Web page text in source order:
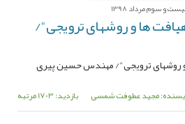
و سوم مرداد 1398
ها و روشهای ترویجی"/
و روشهای ترویجی"/ مهندس حسین پیری
مجید عطوفت شمسی بازدید: 1703 مرتبه